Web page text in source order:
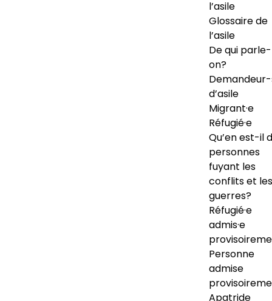
l’asile
Glossaire de
l’asile
De qui
on?
d’asile
Migrant·e
Réfugié·e
Qu’en est-il
personnes
fuyant les
conflits et les
guerres?
Réfugié·e
admis·e
Personne
admise
Apatride